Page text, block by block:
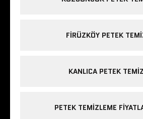
FIRÜZKÖY PETEK
KANLICA PETEK
PETEK TEMIZLEME